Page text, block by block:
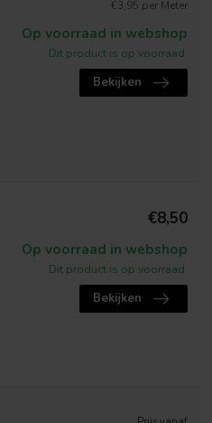
€3,95 per Meter
Op voorraad in webshop
Dit product is op voorraad.
Bekijken
€8,50
Op voorraad in webshop
Dit product is op voorraad.
Bekijken